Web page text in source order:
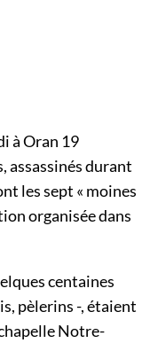
à Oran 19
assassinés durant
les sept « moines
organisée dans
centaines
pèlerins -, étaient
Notre-